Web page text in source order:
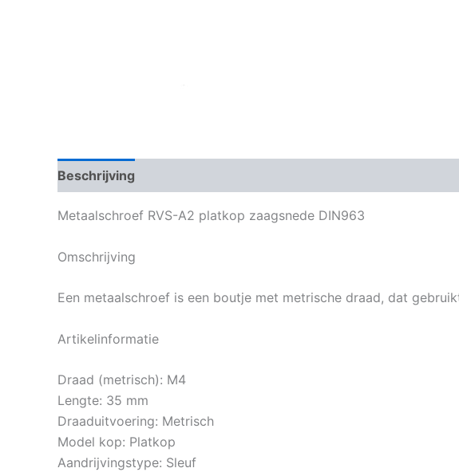
Beschrijving
Metaalschroef RVS-A2 platkop zaagsnede DIN963
Omschrijving
Een metaalschroef is een boutje met metrische draad, dat
Artikelinformatie
Draad (metrisch): M4
Lengte: 35 mm
Draaduitvoering: Metrisch
Model kop: Platkop
Aandrijvingstype: Sleuf